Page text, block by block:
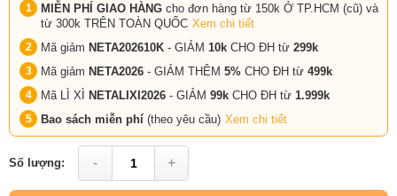
MIỄN PHÍ GIAO HÀNG cho đơn hàng từ 150k Ở TP.HCM (cũ) và
từ 300k TRÊN TOÀN QUỐC Xem chi tiết
Mã giảm NETA202610K - GIẢM 10k CHO ĐH từ 299k
Mã giảm NETA2026 - GIẢM THÊM 5% CHO ĐH từ 499k
Mã LÌ XÌ NETALIXI2026 - GIẢM 99k CHO ĐH từ 1.999k
Bao sách miễn phí (theo yêu cầu) Xem chi tiết
Số lượng: - +